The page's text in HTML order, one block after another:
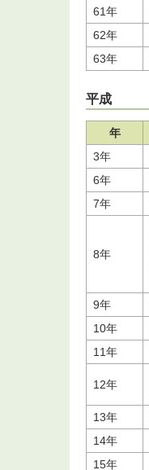
61年
62年
63年
平成
年
3年
6年
7年
8年
9年
10年
11年
12年
13年
14年
15年